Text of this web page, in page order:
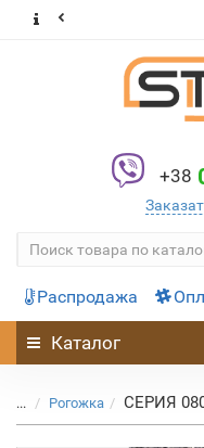
+38
Распродажа
Каталог
... Рогожка СЕРИЯ